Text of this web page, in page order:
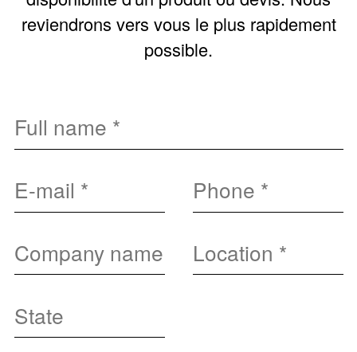
reviendrons vers vous le plus rapidement
possible.